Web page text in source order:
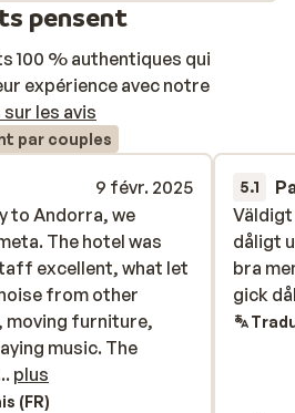
pensent
100 % authentiques qui
expérience avec notre
sur les avis
par couples
9 févr. 2025
to Andorra, we
The hotel was
excellent, what let
from other
moving furniture,
music. The
to Andorra also
waiting 1 hour 40 to
to Andorra, we
The hotel was
excellent, what let
from other
moving furniture,
music. The
plus
(FR)
5.1
dåligt
bra
gick
dåligt
bra
gick